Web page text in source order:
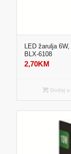
LED žarulja
BLX-6108
2,70KM
Dodaj